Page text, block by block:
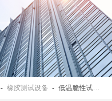
-橡胶测试设备 - 低温脆性试验仪